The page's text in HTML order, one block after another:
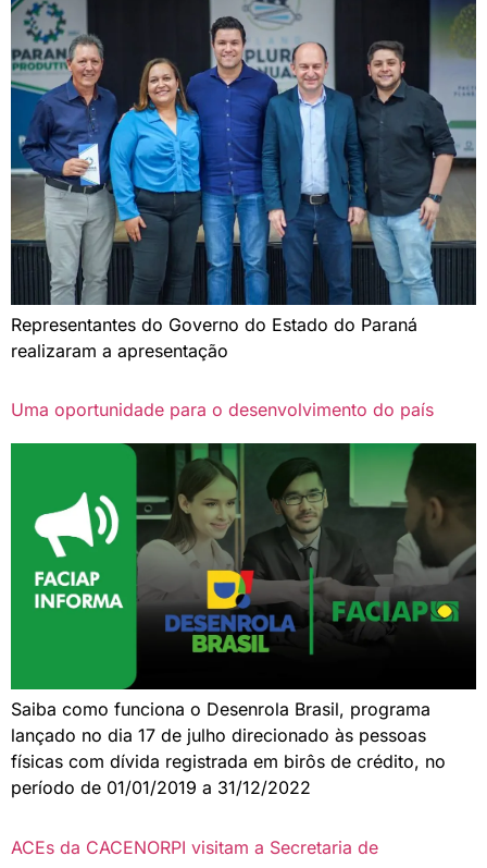
Representantes do Governo do Estado do Paraná
realizaram a apresentação
Uma oportunidade para o desenvolvimento do país
Saiba como funciona o Desenrola Brasil, programa
lançado no dia 17 de julho direcionado às pessoas
físicas com dívida registrada em birôs de crédito, no
período de 01/01/2019 a 31/12/2022
ACEs da CACENORPI visitam a Secretaria de